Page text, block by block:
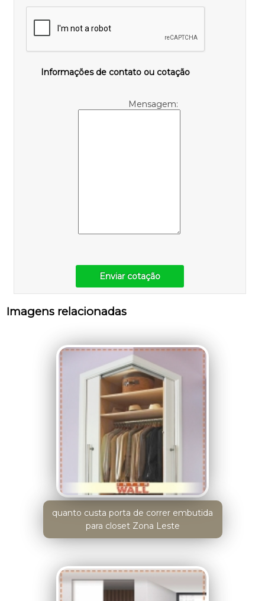
Informações de contato ou cotação
Mensagem:
Enviar cotação
Imagens relacionadas
quanto custa porta de correr embutida
para closet Zona Leste